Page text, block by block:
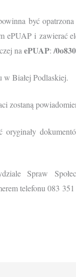
być
ePUAP i zawierać
naePUAP:/
w Białej Podlaskiej.
zostaną
oryginały
Spraw
telefonu 083